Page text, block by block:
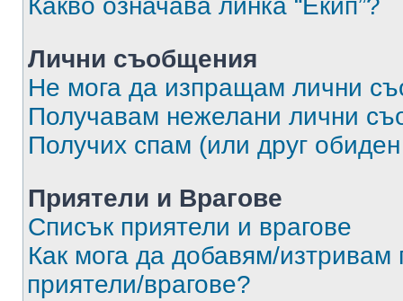
Какво означава линка “Екип”?
Лични съобщения
Не мога да изпращам лични
Получавам нежелани лични
Получих спам (или друг
Приятели и Врагове
Списък приятели и врагове
Как мога да добавям/изтривам
приятели/врагове?